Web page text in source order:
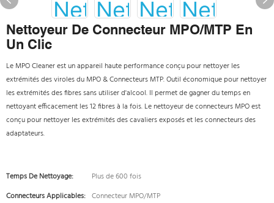
Nettoyeur De Connecteur MPO/MTP En
Un Clic
Le MPO Cleaner est un appareil haute performance conçu pour nettoyer les
extrémités des viroles du MPO & Connecteurs MTP. Outil économique pour nettoyer
les extrémités des fibres sans utiliser d'alcool. Il permet de gagner du temps en
nettoyant efficacement les 12 fibres à la fois. Le nettoyeur de connecteurs MPO est
conçu pour nettoyer les extrémités des cavaliers exposés et les connecteurs des
adaptateurs.
Temps De Nettoyage:
Plus de 600 fois
Connecteurs Applicables: Connecteur MPO/MTP